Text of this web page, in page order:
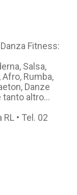
Fitness:
Salsa,
Rumba,
Danze
tanto altro…
• Tel. 02